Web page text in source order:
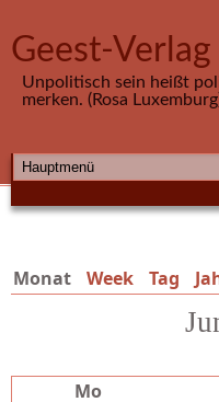
Geest-Verlag
Unpolitisch sein heißt
merken. (Rosa
HAUPTMENÜ
Monat (aktiver Reiter)
Week Tag
Mo